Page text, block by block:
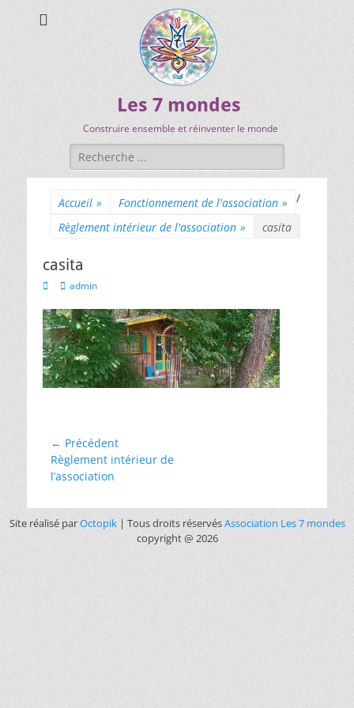
Les 7 mondes
Construire ensemble et réinventer le monde
Accueil » Fonctionnement de l'association »
/
Règlement intérieur de l'association » casita
casita
admin
← Précédent
Règlement intérieur de
l’association
Site réalisé parOctopik| Tous droits réservésAssociation Les 7 mondes
copyright @ 2026